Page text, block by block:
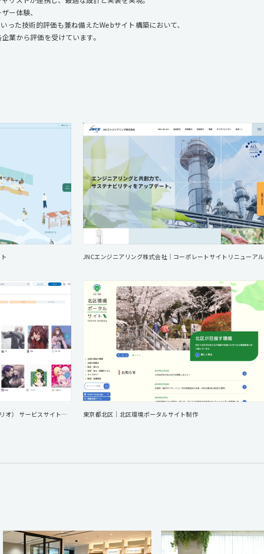
ー体験、
った技術的評価も兼ね備えたWebサイト構築において、
業から評価を受けています。
JNCエンジニアリング株式会社｜コーポレートサイトリニューアル
株式会社BookLive｜Xfolio（クロスフォリオ） サービスサイト制作 東京都北区｜北区環境ポータルサイト制作